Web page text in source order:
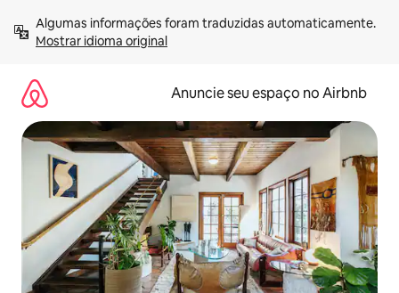
para
Mostrar idioma original
Anuncie seu espaço no Airbnb